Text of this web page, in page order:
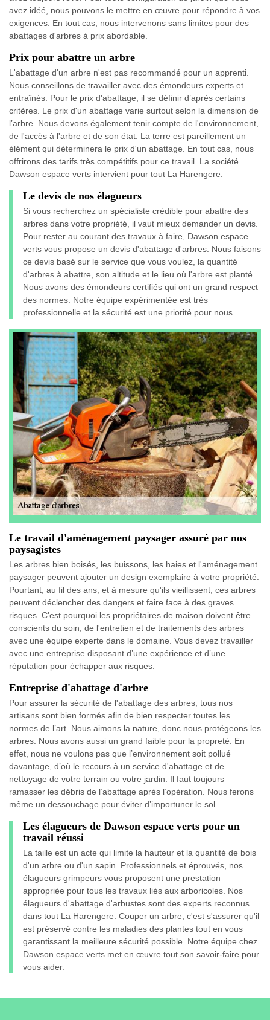
avez idéé, nous pouvons le mettre en œuvre pour répondre à vos
exigences. En tout cas, nous intervenons sans limites pour des
abattages d'arbres à prix abordable.
Prix pour abattre un arbre
L'abattage d'un arbre n'est pas recommandé pour un apprenti.
Nous conseillons de travailler avec des émondeurs experts et
entraînés. Pour le prix d'abattage, il se définir d’après certains
critères. Le prix d'un abattage varie surtout selon la dimension de
l’arbre. Nous devons également tenir compte de l'environnement,
de l'accès à l'arbre et de son état. La terre est pareillement un
élément qui déterminera le prix d'un abattage. En tout cas, nous
offrirons des tarifs très compétitifs pour ce travail. La société
Dawson espace verts intervient pour tout La Harengere.
Le devis de nos élagueurs
Si vous recherchez un spécialiste crédible pour abattre des
arbres dans votre propriété, il vaut mieux demander un devis.
Pour rester au courant des travaux à faire, Dawson espace
verts vous propose un devis d'abattage d'arbres. Nous faisons
ce devis basé sur le service que vous voulez, la quantité
d'arbres à abattre, son altitude et le lieu où l'arbre est planté.
Nous avons des émondeurs certifiés qui ont un grand respect
des normes. Notre équipe expérimentée est très
professionnelle et la sécurité est une priorité pour nous.
Le travail d'aménagement paysager assuré par nos
paysagistes
Les arbres bien boisés, les buissons, les haies et l'aménagement
paysager peuvent ajouter un design exemplaire à votre propriété.
Pourtant, au fil des ans, et à mesure qu'ils vieillissent, ces arbres
peuvent déclencher des dangers et faire face à des graves
risques. C'est pourquoi les propriétaires de maison doivent être
conscients du soin, de l'entretien et de traitements des arbres
avec une équipe experte dans le domaine. Vous devez travailler
avec une entreprise disposant d’une expérience et d’une
réputation pour échapper aux risques.
Entreprise d'abattage d'arbre
Pour assurer la sécurité de l'abattage des arbres, tous nos
artisans sont bien formés afin de bien respecter toutes les
normes de l’art. Nous aimons la nature, donc nous protégeons les
arbres. Nous avons aussi un grand faible pour la propreté. En
effet, nous ne voulons pas que l’environnement soit pollué
davantage, d’où le recours à un service d'abattage et de
nettoyage de votre terrain ou votre jardin. Il faut toujours
ramasser les débris de l’abattage après l’opération. Nous ferons
même un dessouchage pour éviter d’importuner le sol.
Les élagueurs de Dawson espace verts pour un
travail réussi
La taille est un acte qui limite la hauteur et la quantité de bois
d'un arbre ou d'un sapin. Professionnels et éprouvés, nos
élagueurs grimpeurs vous proposent une prestation
appropriée pour tous les travaux liés aux arboricoles. Nos
élagueurs d'abattage d'arbustes sont des experts reconnus
dans tout La Harengere. Couper un arbre, c'est s'assurer qu'il
est préservé contre les maladies des plantes tout en vous
garantissant la meilleure sécurité possible. Notre équipe chez
Dawson espace verts met en œuvre tout son savoir-faire pour
vous aider.